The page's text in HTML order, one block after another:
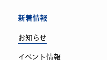
新着情報
お知らせ
イベント情報